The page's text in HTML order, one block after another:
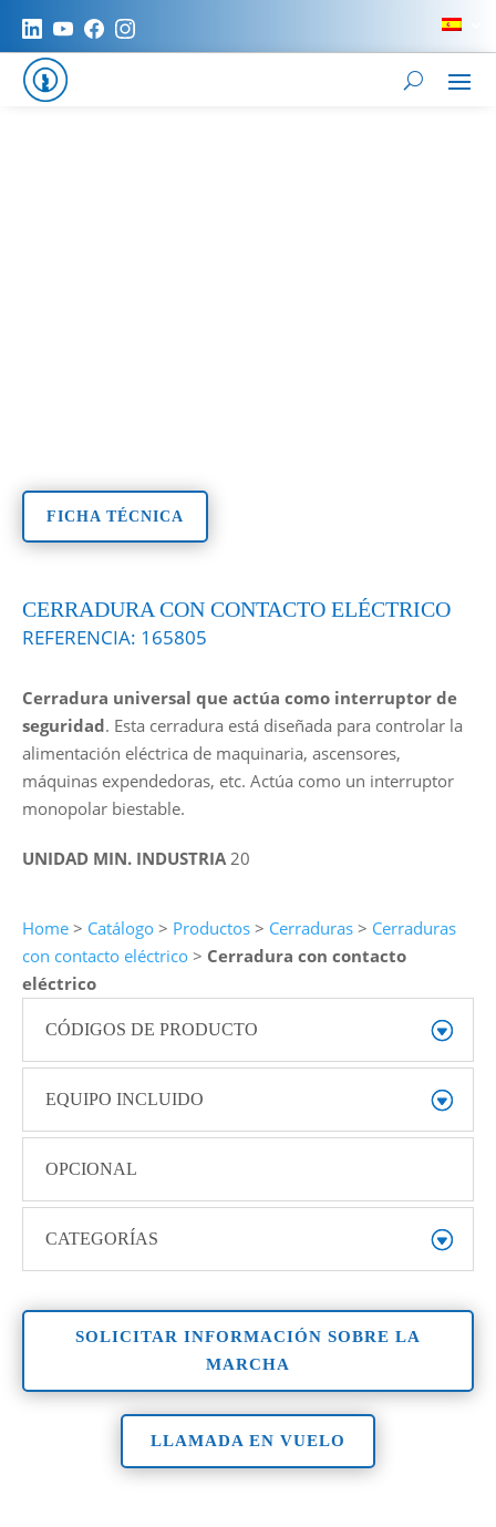
FICHA TÉCNICA
CERRADURA CON CONTACTO ELÉCTRICO
REFERENCIA: 165805
Cerradura universal que actúa como interruptor de
seguridad. Esta cerradura está diseñada para controlar la
alimentación eléctrica de maquinaria, ascensores,
máquinas expendedoras, etc. Actúa como un interruptor
monopolar biestable.
UNIDAD MIN. INDUSTRIA20
Home> Catálogo> Productos> Cerraduras> Cerraduras
con contacto eléctrico> Cerradura con contacto
eléctrico
CÓDIGOS DE PRODUCTO
EQUIPO INCLUIDO
OPCIONAL
CATEGORÍAS
SOLICITAR INFORMACIÓN SOBRE LA
MARCHA
LLAMADA EN VUELO